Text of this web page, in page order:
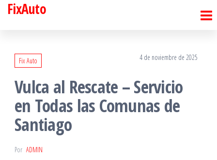
SaltarFixAuto
Fix Auto 4 de noviembre de 2025
Vulca al Rescate – Servicio
en Todas las Comunas de
Santiago
Por ADMIN